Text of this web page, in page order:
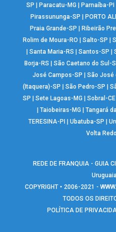
SP
Paracatu-MG Parnaíba-PI
Pirassununga-SP
PORTO
Praia Grande-SP
Ribeirão
Rolim de Moura-RO
Salto-SP
|Santa Maria-RS |Santos-SP |
Borja-RS
|São Caetano do Sul-
José Campos-SP
|São José
(Itaquera)-SP
|São Pedro-SP |
SP
|Sete Lagoas-MG |Sobral-CE
Taiobeiras-MG Tangará
TERESINA-PI
|Ubatuba-SP |
Volta
REDE DE FRANQUIA - GUIA
COPYRIGHT • 2006-2021 -
TODOS OS
POLÍTICA DE